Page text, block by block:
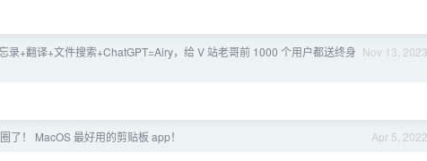
Nov 13, 2023
录+翻译+文件搜索+ChatGPT=Airy，给 V 站老哥前 1000 个用户都送终身
Apr 5, 2022
了！ MacOS 最好用的剪贴板 app！